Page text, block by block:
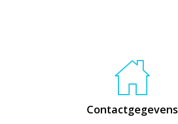
Contactgegevens